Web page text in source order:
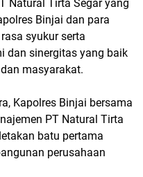
Natural Tirta Segar yang
Binjai dan para
syukur serta
dan sinergitas yang baik
masyarakat.
Kapolres Binjai bersama
PT Natural Tirta
batu pertama
perusahaan